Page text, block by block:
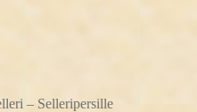
– Selleripersille